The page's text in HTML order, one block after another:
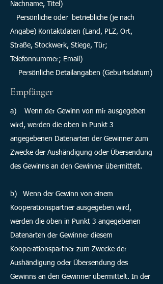
Nachname, Titel)
Persönliche oder betriebliche (je nach
Angabe) Kontaktdaten (Land, PLZ, Ort,
Straße, Stockwerk, Stiege, Tür;
Telefonnummer; Email)
Persönliche Detailangaben (Geburtsdatum)
Empfänger
a) Wenn der Gewinn von mir ausgegeben
wird, werden die oben in Punkt 3
angegebenen Datenarten der Gewinner zum
Zwecke der Aushändigung oder Übersendung
des Gewinns an den Gewinner übermittelt.
b) Wenn der Gewinn von einem
Kooperationspartner ausgegeben wird,
werden die oben in Punkt 3 angegebenen
Datenarten der Gewinner diesem
Kooperationspartner zum Zwecke der
Aushändigung oder Übersendung des
Gewinns an den Gewinner übermittelt. In der